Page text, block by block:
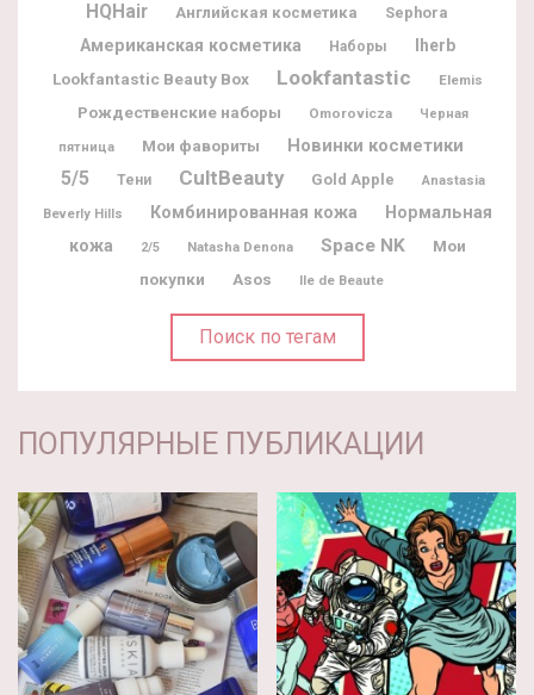
HQHair Английская косметика Sephora
Американская косметика Наборы
Iherb
Lookfantastic Beauty Box
Lookfantastic Elemis
Рождественские наборы Omorovicza Черная
пятница Мои фавориты Новинки косметики
5/5 Тени CultBeauty Gold Apple Anastasia
Beverly Hills Комбинированная кожа
Нормальная
кожа
2/5 Natasha Denona Space NK
Мои
покупки
Asos Ile de Beaute
Поиск по тегам
ПОПУЛЯРНЫЕ ПУБЛИКАЦИИ